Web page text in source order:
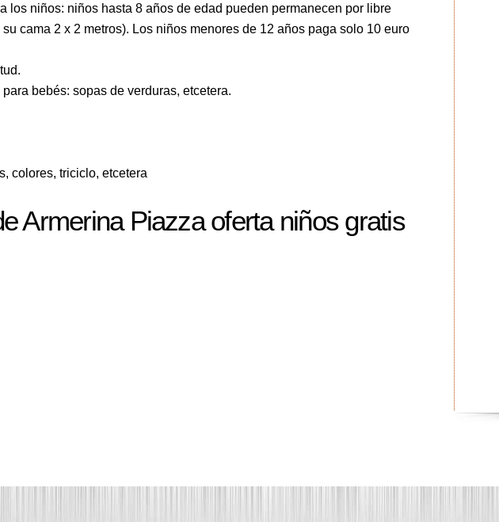
los niños: niños hasta 8 años de edad pueden permanecen por libre
cama 2 x 2 metros). Los niños menores de 12 años paga solo 10 euro
bebés: sopas de verduras, etcetera.
colores, triciclo, etcetera
Armerina Piazza oferta niños gratis